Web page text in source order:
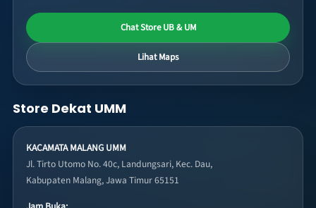
Chat Store UB & UM
Lihat Maps
Store Dekat UMM
KACAMATA MALANG UMM
Jl. Tirto Utomo No. 40c, Landungsari, Kec. Dau,
Kabupaten Malang, Jawa Timur 65151